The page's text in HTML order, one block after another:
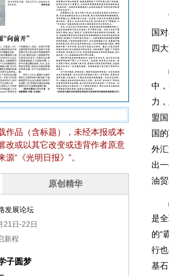
作品（含标题），未经本报或本
改或以其它改变或违背作者原意
“《光明日报》”。
“
国
四
战
中
力
盟
国
外
出
油
战
是
的“
行
基